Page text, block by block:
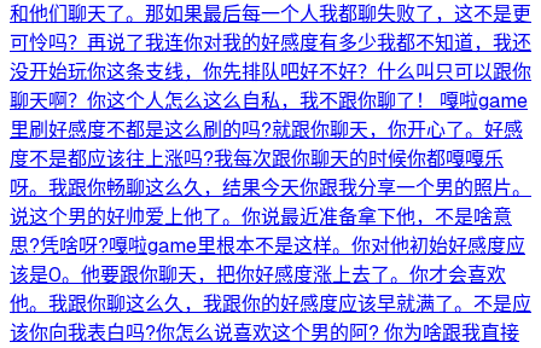
和他们聊天了。那如果最后每一个人我都聊失败了，这不是更
可怜吗？再说了我连你对我的好感度有多少我都不知道，我还
没开始玩你这条支线，你先排队吧好不好？什么叫只可以跟你
聊天啊？你这个人怎么这么自私，我不跟你聊了！ 嘎啦game
里刷好感度不都是这么刷的吗?就跟你聊天，你开心了。好感
度不是都应该往上涨吗?我每次跟你聊天的时候你都嘎嘎乐
呀。我跟你畅聊这么久，结果今天你跟我分享一个男的照片。
说这个男的好帅爱上他了。你说最近准备拿下他，不是啥意
思?凭啥呀?嘎啦game里根本不是这样。你对他初始好感度应
该是0。他要跟你聊天，把你好感度涨上去了。你才会喜欢
他。我跟你聊这么久，我跟你的好感度应该早就满了。不是应
该你向我表白吗?你怎么说喜欢这个男的阿? 你为啥跟我直接